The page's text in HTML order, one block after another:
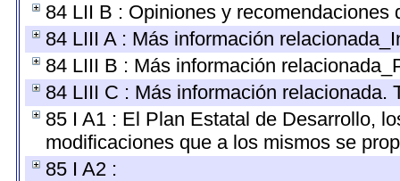
84 LII B : Opiniones y recomendaciones
84 LIII A : Más información
84 LIII B : Más información
84 LIII C : Más información relacionada.
85 I A1 : El Plan Estatal de Desarrollo,
modificaciones que a los mismos se
85 I A2 :